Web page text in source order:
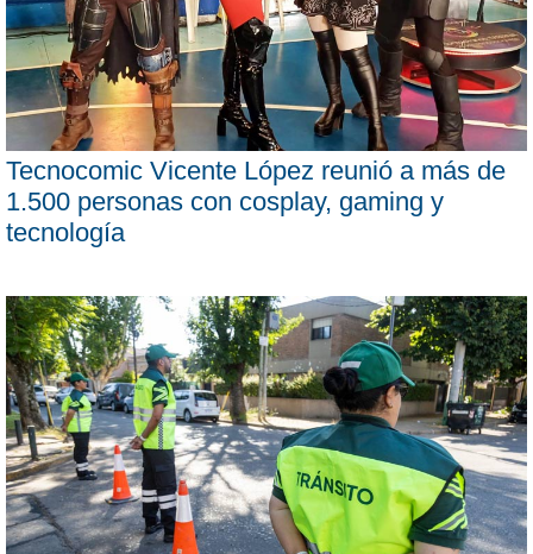
Tecnocomic Vicente López reunió a más de
1.500 personas con cosplay, gaming y
tecnología